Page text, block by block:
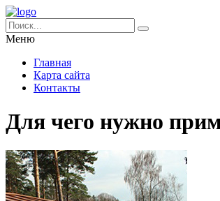
Меню
Главная
Карта сайта
Контакты
Для чего нужно